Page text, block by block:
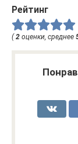
Рейтинг
( 2 оценки, среднее